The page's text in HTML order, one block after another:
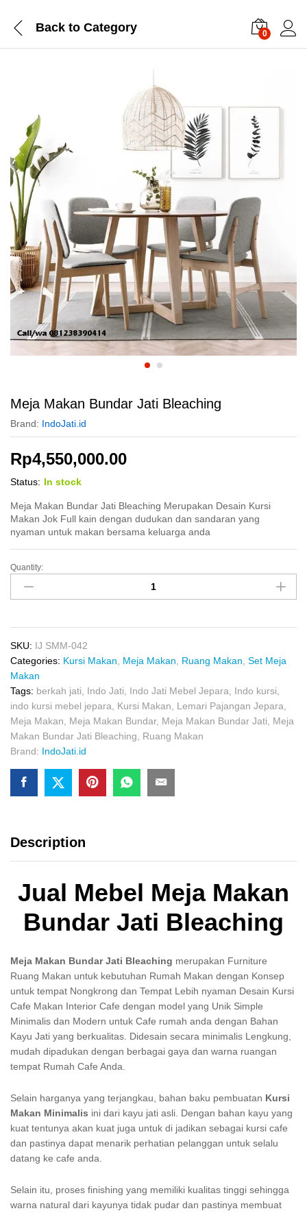
Back to Category 0
Meja Makan Bundar Jati Bleaching
Brand: IndoJati.id
Rp4,550,000.00
Status: In stock
Meja Makan Bundar Jati Bleaching Merupakan Desain Kursi
Makan Jok Full kain dengan dudukan dan sandaran yang
nyaman untuk makan bersama keluarga anda
Meja
Makan
Bundar
Bleaching
quantity
Quantity:
SKU: IJ SMM-042
Categories: Kursi Makan Meja Makan Ruang Makan Set Meja
Makan
Tags: berkah jati Indo Jati Indo Jati Mebel Jepara Indo kursi
indo kursi mebel jepara
Kursi Makan Lemari Pajangan Jepara
Meja Makan
Meja Makan Bundar, Meja Makan Bundar Jati
Meja
Makan Bundar Jati Bleaching
Ruang Makan
Brand: IndoJati.id
Description
Jual Mebel Meja Makan
Bundar Jati Bleaching
Meja Makan Bundar Jati Bleaching merupakan Furniture
Ruang Makan untuk kebutuhan Rumah Makan dengan Konsep
untuk tempat Nongkrong dan Tempat Lebih nyaman Desain Kursi
Cafe Makan Interior Cafe dengan model yang Unik Simple
Minimalis dan Modern untuk Cafe rumah anda dengan Bahan
Kayu Jati yang berkualitas. Didesain secara minimalis Lengkung,
mudah dipadukan dengan berbagai gaya dan warna ruangan
tempat Rumah Cafe Anda.
Selain harganya yang terjangkau, bahan baku pembuatan Kursi
Makan Minimalis ini dari kayu jati asli. Dengan bahan kayu yang
kuat tentunya akan kuat juga untuk di jadikan sebagai kursi cafe
dan pastinya dapat menarik perhatian pelanggan untuk selalu
datang ke cafe anda.
Selain itu, proses finishing yang memiliki kualitas tinggi sehingga
warna natural dari kayunya tidak pudar dan pastinya membuat